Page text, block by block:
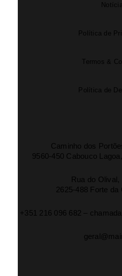
Política de
Termos &
Política de
Caminho dos
9560-450 Cabouco
Rua do Olival,
2625-488 Forte da
+351 216 096 682 –